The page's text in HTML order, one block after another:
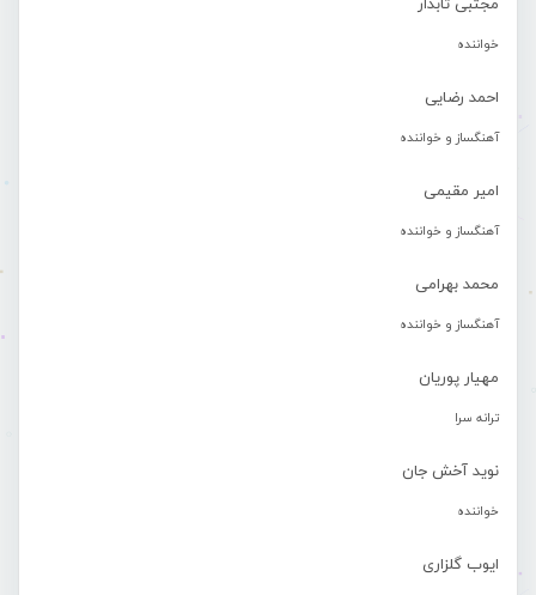
مجتبی تابدار
خواننده
احمد رضایی
آهنگساز و خواننده
امیر مقیمی
آهنگساز و خواننده
محمد بهرامی
آهنگساز و خواننده
مهیار پوریان
ترانه سرا
نوید آخش جان
خواننده
ایوب گلزاری